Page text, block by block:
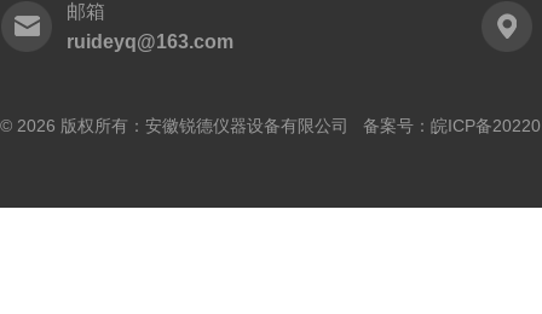
邮箱
ruideyq@163.com
© 2026 版权所有：安徽锐德仪器设备有限公司 备案号： 皖ICP备